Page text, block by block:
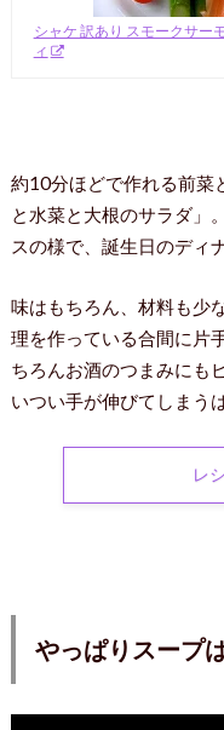
シャケ 訳あり スモークサー
ィ
約10分ほどで作れる前菜
と水菜と大根のサラダ」
スの様で、誕生日のディ
味はもちろん、材料も少
理を作っている合間に片
ちろんお酒のつまみにも
いつい手が伸びてしまう
レ
やっぱりスープ